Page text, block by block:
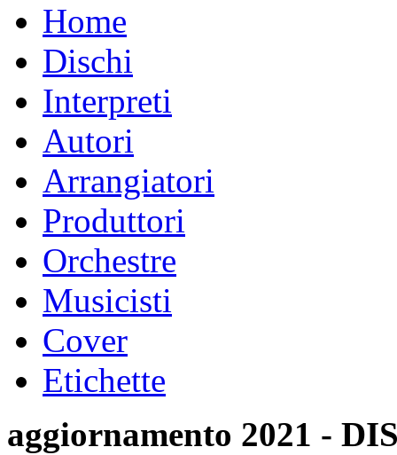
Home
Dischi
Interpreti
Autori
Arrangiatori
Produttori
Orchestre
Musicisti
Cover
Etichette
aggiornamento 2021 -